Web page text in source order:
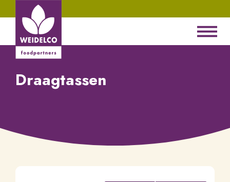
Draagtassen